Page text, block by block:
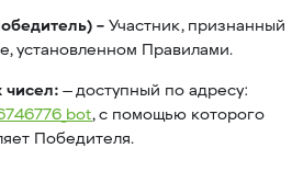
– Участник, признанный
установленном Правилами.
чисел: — доступный по адресу:
, с помощью которого
Победителя.